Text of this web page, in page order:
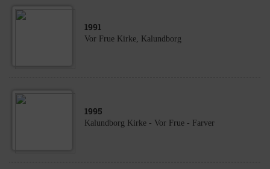
1991
Vor Frue Kirke, Kalundborg
1995
Kalundborg Kirke - Vor Frue - Farver